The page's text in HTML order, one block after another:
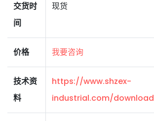
交货时
间
现货
价格 我要咨询
技术资
料
https://www.shzex-
industrial.com/download